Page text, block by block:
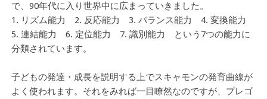
で、90年代に入り世界中に広まっていきました。
1. リズム能力 2. 反応能力 3. バランス能力 4. 変換能力
5. 連結能力 6. 定位能力 7. 識別能力 という7つの能力に
分類されています。
子どもの発達・成長を説明する上でスキャモンの発育曲線が
よく使われます。それをみれば一目瞭然なのですが、プレゴ